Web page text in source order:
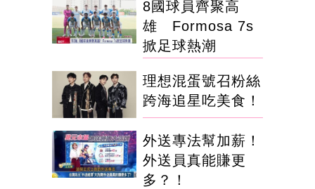
8國球員齊聚高
雄 Formosa 7s
掀足球熱潮
理想混蛋號召粉絲
跨海追星吃美食！
外送專法幫加薪！
外送員真能賺更
多？！